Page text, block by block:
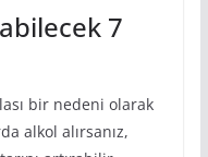
7
bir nedeni olarak
alkol alırsanız,